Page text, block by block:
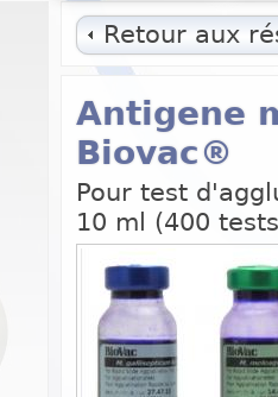
Retour aux
Antigene
Biovac®
Pour test
10 ml (400